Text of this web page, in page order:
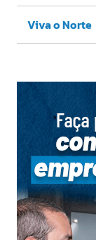
Viva o Norte